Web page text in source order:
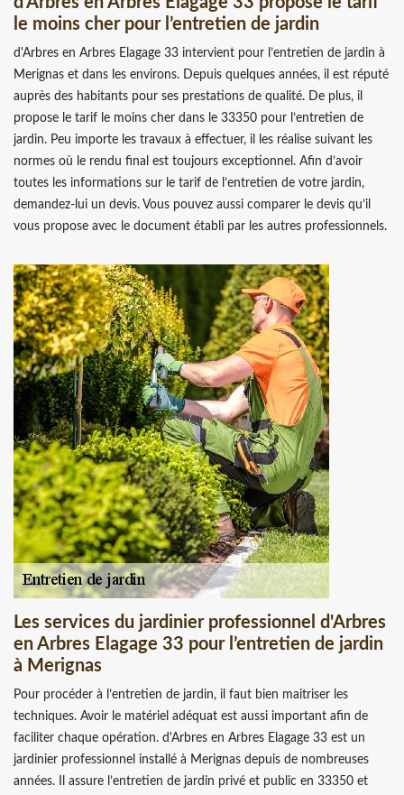
le moins cher pour l’entretien de jardin
d'Arbres en Arbres Elagage 33 intervient pour l’entretien de jardin à
Merignas et dans les environs. Depuis quelques années, il est réputé
auprès des habitants pour ses prestations de qualité. De plus, il
propose le tarif le moins cher dans le 33350 pour l’entretien de
jardin. Peu importe les travaux à effectuer, il les réalise suivant les
normes où le rendu final est toujours exceptionnel. Afin d’avoir
toutes les informations sur le tarif de l’entretien de votre jardin,
demandez-lui un devis. Vous pouvez aussi comparer le devis qu’il
vous propose avec le document établi par les autres professionnels.
Les services du jardinier professionnel d'Arbres
en Arbres Elagage 33 pour l’entretien de jardin
à Merignas
Pour procéder à l’entretien de jardin, il faut bien maitriser les
techniques. Avoir le matériel adéquat est aussi important afin de
faciliter chaque opération. d'Arbres en Arbres Elagage 33 est un
jardinier professionnel installé à Merignas depuis de nombreuses
années. Il assure l’entretien de jardin privé et public en 33350 et